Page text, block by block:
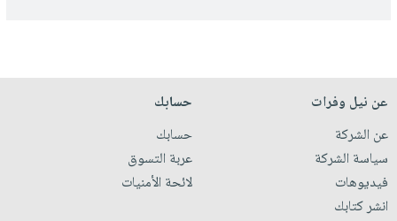
عن نيل وفرات
عن الشركة
سياسة الشركة
فيديوهات
انشر كتابك
حسابك
حسابك
عربة التسوق
لائحة الأمنيات